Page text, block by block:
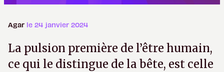
Agar le 24 janvier 2024
La pulsion première de l’être humain,
ce qui le distingue de la bête, est celle